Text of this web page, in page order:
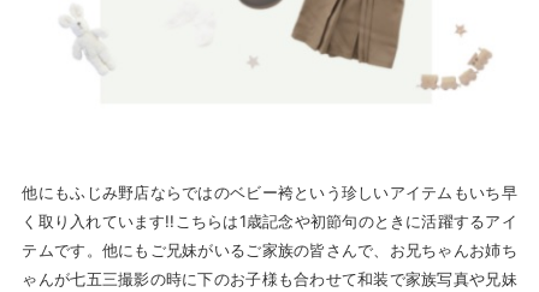
他にもふじみ野店ならではのベビー袴という珍しいアイテムもいち早
く取り入れています!!こちらは1歳記念や初節句のときに活躍するアイ
テムです。他にもご兄妹がいるご家族の皆さんで、お兄ちゃんお姉ち
ゃんが七五三撮影の時に下のお子様も合わせて和装で家族写真や兄妹